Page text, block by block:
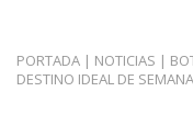
PORTADA | NOTICIAS |
DESTINO IDEAL DE